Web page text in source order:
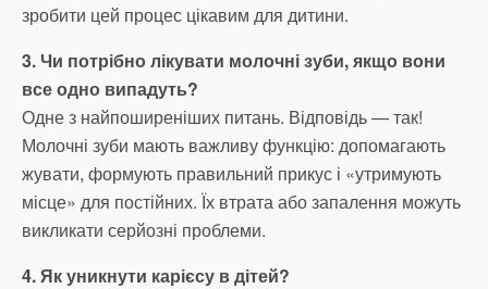
зробити цей процес цікавим для дитини.
3. Чи потрібно лікувати молочні зуби, якщо вони
все одно випадуть?
Одне з найпоширеніших питань. Відповідь — так!
Молочні зуби мають важливу функцію: допомагають
жувати, формують правильний прикус і «утримують
місце» для постійних. Їх втрата або запалення можуть
викликати серйозні проблеми.
4. Як уникнути карієсу в дітей?